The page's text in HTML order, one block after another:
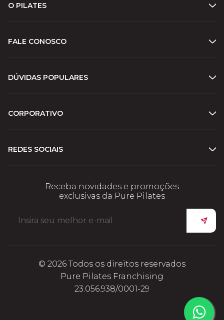
O PILATES
FALE CONOSCO
DÚVIDAS POPULARES
CORPORATIVO
REDES SOCIAIS
Receba novidades e promoções
exclusivas da Pure Pilates
© 2026 Todos os direitos reservados
Pure Pilates Franchising
23.056.938/0001-29